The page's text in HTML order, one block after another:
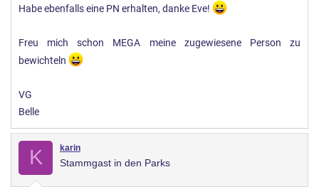
Habe ebenfalls eine PN erhalten, danke Eve!
Freu mich schon MEGA meine zugewiesene Person zu
bewichteln
VG
Belle
K karin
Stammgast in den Parks